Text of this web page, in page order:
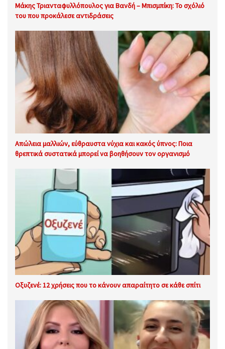
Μάκης Τριανταφυλλόπουλος για Βανδή – Μπισμπίκη: Το σχόλιό
του που προκάλεσε αντιδράσεις
Απώλεια μαλλιών, εύθραυστα νύχια και κακός ύπνος: Ποια
θρεπτικά συστατικά μπορεί να βοηθήσουν τον οργανισμό
Οξυζενέ: 12 χρήσεις που το κάνουν απαραίτητο σε κάθε σπίτι